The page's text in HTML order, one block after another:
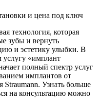
технология, которая
зубы и вернуть
и эстетику улыбки. В
услугу «имплант
полный спектр услуг
имплантов от
Straumann. Узнать больше
на консультацию можно